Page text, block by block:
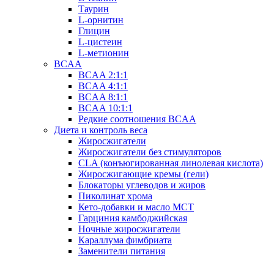
Таурин
L-орнитин
Глицин
L-цистеин
L-метионин
BCAA
BCAA 2:1:1
BCAA 4:1:1
BCAA 8:1:1
BCAA 10:1:1
Редкие соотношения BCAA
Диета и контроль веса
Жиросжигатели
Жиросжигатели без стимуляторов
CLA (конъюгированная линолевая кислота)
Жиросжигающие кремы (гели)
Блокаторы углеводов и жиров
Пиколинат хрома
Кето-добавки и масло МСТ
Гарциния камбоджийская
Ночные жиросжигатели
Караллума фимбриата
Заменители питания